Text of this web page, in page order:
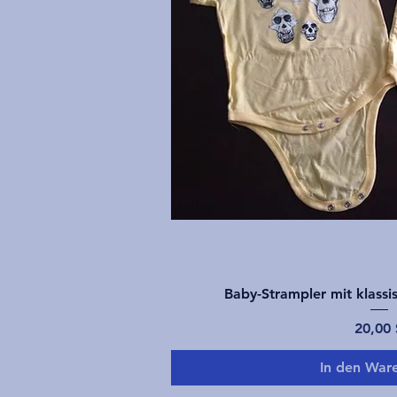
Baby-Strampler mit
Preis
20,00
In den